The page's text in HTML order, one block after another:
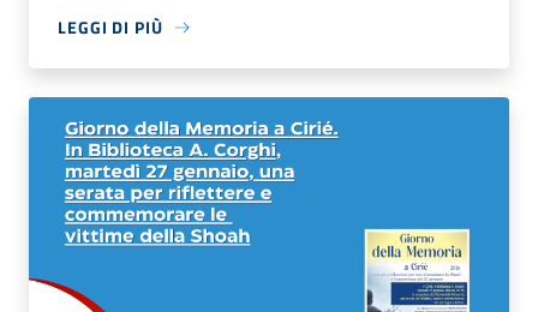
LEGGI DI PIÙ